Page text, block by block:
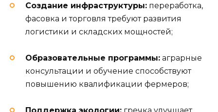
Создание инфраструктуры: переработка,
фасовка и торговля требуют развития
логистики и складских мощностей;
Образовательные программы: аграрные
консультации и обучение способствуют
повышению квалификации фермеров;